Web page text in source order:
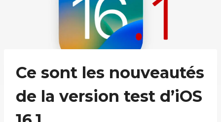
Ce sont les nouveautés
de la version test d’iOS